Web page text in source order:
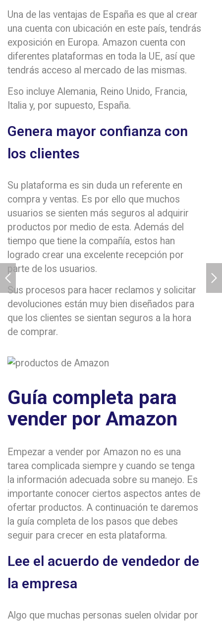
Una de las ventajas de España es que al crear
una cuenta con ubicación en este país, tendrás
exposición en Europa. Amazon cuenta con
diferentes plataformas en toda la UE, así que
tendrás acceso al mercado de las mismas.
Eso incluye Alemania, Reino Unido, Francia,
Italia y, por supuesto, España.
Genera mayor confianza con
los clientes
Su plataforma es sin duda un referente en
compra y ventas. Es por ello que muchos
usuarios se sienten más seguros al adquirir
productos por medio de esta. Además del
tiempo que tiene la compañía, estos han
logrado crear una excelente recepción por
parte de los usuarios.
Sus procesos para hacer reclamos y solicitar
devoluciones están muy bien diseñados para
que los clientes se sientan seguros a la hora
de comprar.
Guía completa para
vender por Amazon
Empezar a vender por Amazon no es una
tarea complicada siempre y cuando se tenga
la información adecuada sobre su manejo. Es
importante conocer ciertos aspectos antes de
ofertar productos. A continuación te daremos
la guía completa de los pasos que debes
seguir para crecer en esta plataforma.
Lee el acuerdo de vendedor de
la empresa
Algo que muchas personas suelen olvidar por